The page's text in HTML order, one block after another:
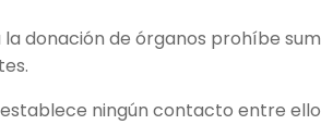
la donación de órganos prohíbe
ningún contacto entre